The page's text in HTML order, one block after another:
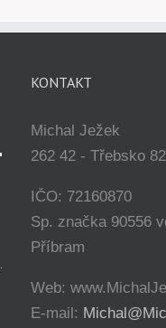
KONTAKT
Michal Ježek
262 42 - Třebsko 82
IČO: 72160870
Sp. značka 90556
Příbram
Web:
E-mail: